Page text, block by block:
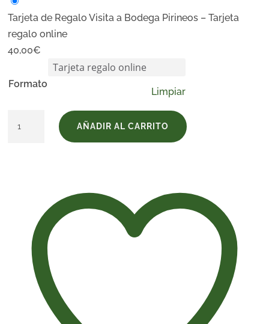
Tarjeta de Regalo Visita a Bodega Pirineos – Tarjeta
regalo online
40,00€
Formato
Limpiar
Pirineos
cantidad
AÑADIR AL CARRITO